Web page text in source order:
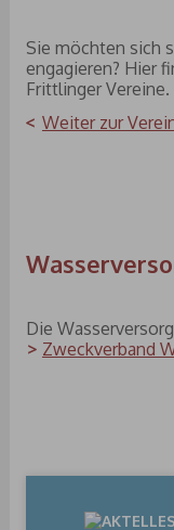
Sie möchten sich
engagieren? Hier
Frittlinger Vereine.
Weiter zur
Die
Zweckverband